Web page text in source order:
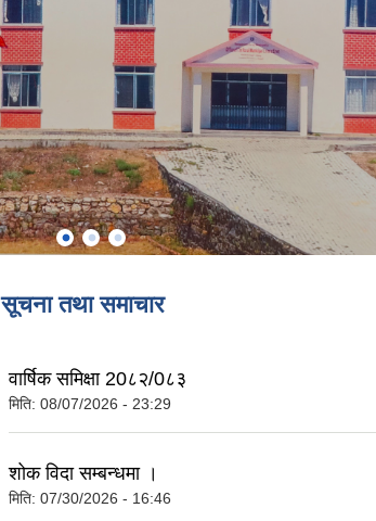
सूचना तथा समाचार
वार्षिक समिक्षा 20८२/0८३
मिति: 08/07/2026 - 23:29
शोक विदा सम्बन्धमा ।
मिति: 07/30/2026 - 16:46